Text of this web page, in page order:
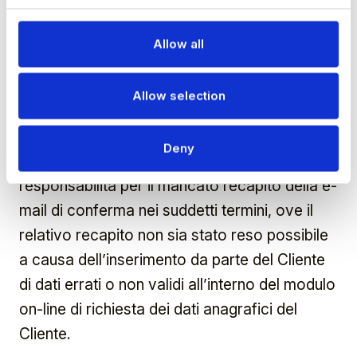
Allow all
Allow selection
Deny
pagamenti elettronici una conferma del buon
fine della transazione alla conclusione della
stessa.
dell’acquisto effettuato. Eventi 3 declina ogni
responsabilità per il mancato recapito della e-
mail di conferma nei suddetti termini, ove il
relativo recapito non sia stato reso possibile
a causa dell’inserimento da parte del Cliente
di dati errati o non validi all’interno del modulo
on-line di richiesta dei dati anagrafici del
Cliente.